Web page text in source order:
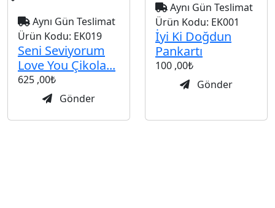
Aynı Gün Teslimat
Ürün Kodu: EK019
Seni Seviyorum
Love You Çikola...
625 ,00₺
Gönder
Aynı Gün Teslimat
Ürün Kodu: EK001
İyi Ki Doğdun
Pankartı
100 ,00₺
Gönder